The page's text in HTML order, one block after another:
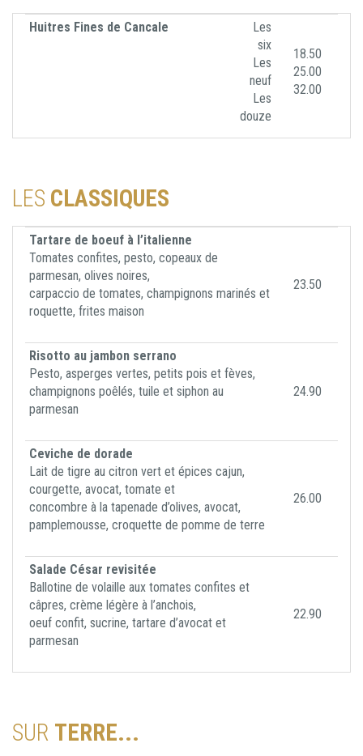
Huitres Fines de Cancale
Les
six
Les
neuf
Les
douze
18.50
25.00
32.00
LES CLASSIQUES
Tartare de boeuf à l’italienne
Tomates confites, pesto, copeaux de
parmesan, olives noires,
carpaccio de tomates, champignons marinés et
roquette, frites maison
23.50
Risotto au jambon serrano
Pesto, asperges vertes, petits pois et fèves,
champignons poêlés, tuile et siphon au
parmesan
24.90
Ceviche de dorade
Lait de tigre au citron vert et épices cajun,
courgette, avocat, tomate et
concombre à la tapenade d’olives, avocat,
pamplemousse, croquette de pomme de terre
26.00
Salade César revisitée
Ballotine de volaille aux tomates confites et
câpres, crème légère à l’anchois,
oeuf confit, sucrine, tartare d’avocat et
parmesan
22.90
SUR TERRE...